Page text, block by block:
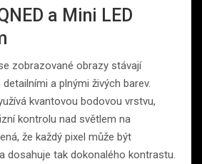
a Mini LED
zobrazované obrazy stávají
a plnými živých barev.
kvantovou bodovou vrstvu,
kontrolu nad světlem na
že každý pixel může být
dosahuje tak dokonalého kontrastu.